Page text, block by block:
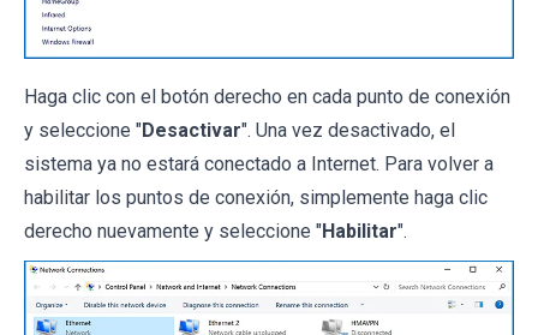
Haga clic con el botón derecho en cada punto de conexión
y seleccione "Desactivar". Una vez desactivado, el
sistema ya no estará conectado a Internet. Para volver a
habilitar los puntos de conexión, simplemente haga clic
derecho nuevamente y seleccione "Habilitar".